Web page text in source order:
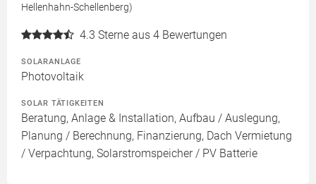
Hellenhahn-Schellenberg)
4.3 Sterne aus 4 Bewertungen
SOLARANLAGE
Photovoltaik
SOLAR TÄTIGKEITEN
Beratung, Anlage & Installation, Aufbau / Auslegung,
Planung / Berechnung, Finanzierung, Dach Vermietung
/ Verpachtung, Solarstromspeicher / PV Batterie